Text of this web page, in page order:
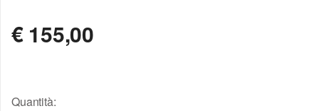
€ 155,00
Quantità: